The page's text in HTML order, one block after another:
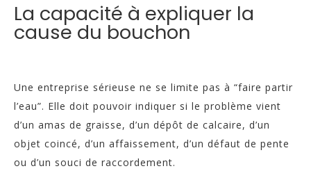
La capacité à expliquer la
cause du bouchon
Une entreprise sérieuse ne se limite pas à “faire partir
l’eau”. Elle doit pouvoir indiquer si le problème vient
d’un amas de graisse, d’un dépôt de calcaire, d’un
objet coincé, d’un affaissement, d’un défaut de pente
ou d’un souci de raccordement.